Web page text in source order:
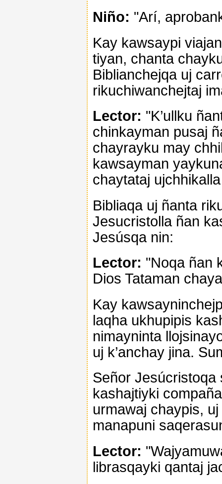
Niño: "Arí,
Kay kawsaypi
tiyan, chanta
Biblianchejqa uj
rikuchiwanchejtaj
Lector: "K’ullku
chinkayman pusaj
chayrayku may
kawsayman
chaytataj
Bibliaqa uj ñanta
Jesucristolla ñan
Jesúsqa nin:
Lector: "Noqa ñan
Dios Tataman
Kay
laqha ukhupipis
nimayninta
uj k’anchay jina.
Señor Jesúcristoqa
kashajtiyki
urmawaj chaypis,
manapuni
Lector:
librasqayki qantaj